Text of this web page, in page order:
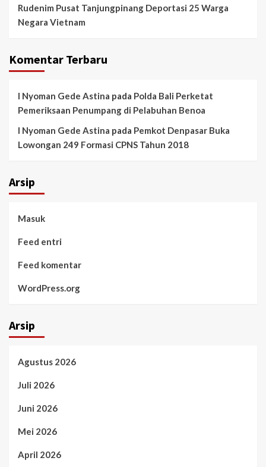
Rudenim Pusat Tanjungpinang Deportasi 25 Warga
Negara Vietnam
Komentar Terbaru
I Nyoman Gede Astina pada Polda Bali Perketat
Pemeriksaan Penumpang di Pelabuhan Benoa
I Nyoman Gede Astina pada Pemkot Denpasar Buka
Lowongan 249 Formasi CPNS Tahun 2018
Arsip
Masuk
Feed entri
Feed komentar
WordPress.org
Arsip
Agustus 2026
Juli 2026
Juni 2026
Mei 2026
April 2026